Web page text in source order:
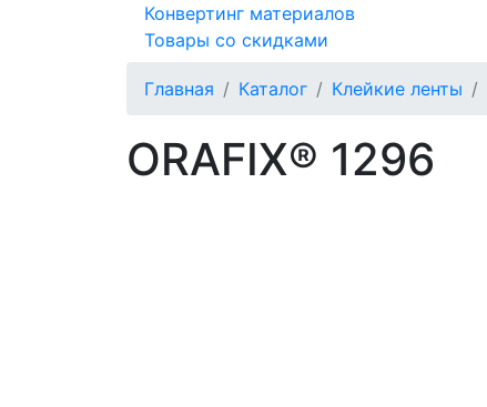
Конвертинг материалов
Товары со скидками
Главная Каталог Клейкие ленты
ORAFIX® 1296